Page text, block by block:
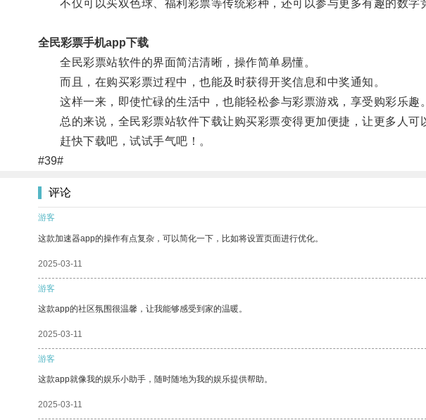
不仅可以买双色球、福利彩票等传统彩种，还可以参与更多有趣的数字
全民彩票手机app下载
全民彩票站软件的界面简洁清晰，操作简单易懂。
而且，在购买彩票过程中，也能及时获得开奖信息和中奖通知。
这样一来，即使忙碌的生活中，也能轻松参与彩票游戏，享受购彩乐趣。
总的来说，全民彩票站软件下载让购买彩票变得更加便捷，让更多人可
赶快下载吧，试试手气吧！。
#39#
评论
游客
这款加速器app的操作有点复杂，可以简化一下，比如将设置页面进行优化。
2025-03-11
游客
这款app的社区氛围很温馨，让我能够感受到家的温暖。
2025-03-11
游客
这款app就像我的娱乐小助手，随时随地为我的娱乐提供帮助。
2025-03-11